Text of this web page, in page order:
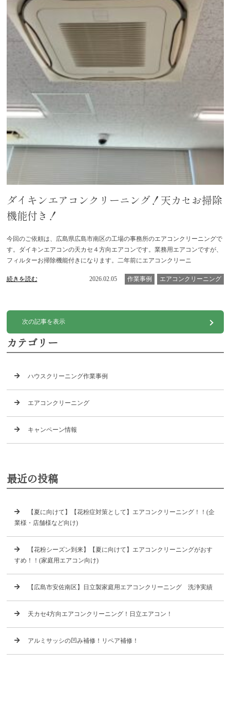
ダイキンエアコンクリーニング！天カセお掃除
機能付き！
今回のご依頼は、広島県広島市南区の工場の事務所のエアコンクリーニングで
す。ダイキンエアコンの天カセ４方向エアコンです。業務用エアコンですが、
フィルターお掃除機能付きになります。二年前にエアコンクリーニ
続きを読む 2026.02.05 作業事例 エアコンクリーニング
次の記事を表示
カテゴリー
ハウスクリーニング作業事例
エアコンクリーニング
キャンペーン情報
最近の投稿
【夏に向けて】【花粉症対策として】エアコンクリーニング！！(企
業様・店舗様など向け)
【花粉シーズン到来】【夏に向けて】エアコンクリーニングがおす
すめ！！(家庭用エアコン向け)
【広島市安佐南区】日立製家庭用エアコンクリーニング 洗浄実績
天カセ4方向エアコンクリーニング！日立エアコン！
アルミサッシの凹み補修！リペア補修！